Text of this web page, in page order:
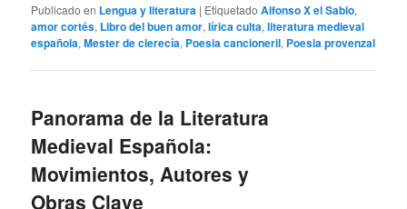
Publicado en Lengua y literatura | Etiquetado Alfonso X el Sabio,
amor cortés, Libro del buen amor,lírica culta,literatura medieval
española,Mester de clerecía, Poesia cancioneril, Poesia provenzal
Panorama de la Literatura
Medieval Española:
Movimientos, Autores y
Obras Clave